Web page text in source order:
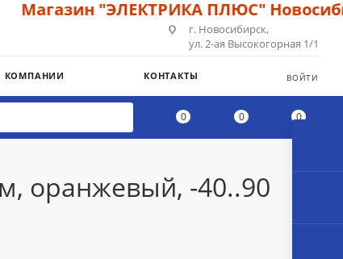
Магазин "ЭЛЕКТРИКА ПЛЮС"
г. Новосибирск,
ул. 2-ая Высокогорная 1/1
КОМПАНИИ КОНТАКТЫ ВОЙТИ
0 0 0
оранжевый, -40..90